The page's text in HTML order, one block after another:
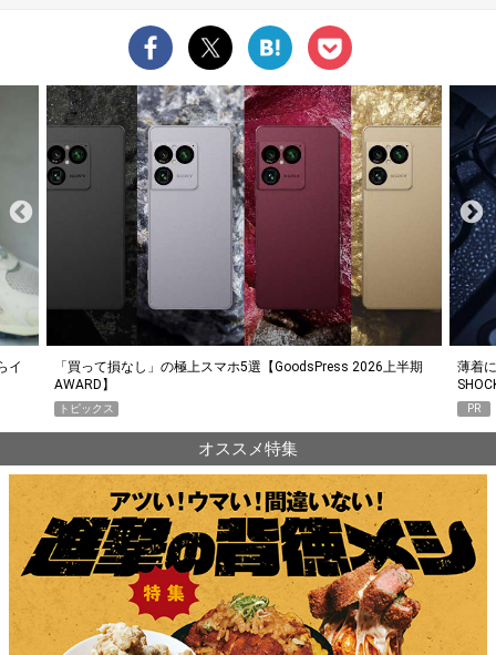
イ
「買って損なし」の極上スマホ5選【GoodsPress 2026上半期
AWARD】
トピックス
薄着
PR
オススメ特集